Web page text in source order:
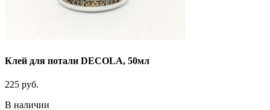
Клей для потали DECOLA, 50мл
225 руб.
В наличии